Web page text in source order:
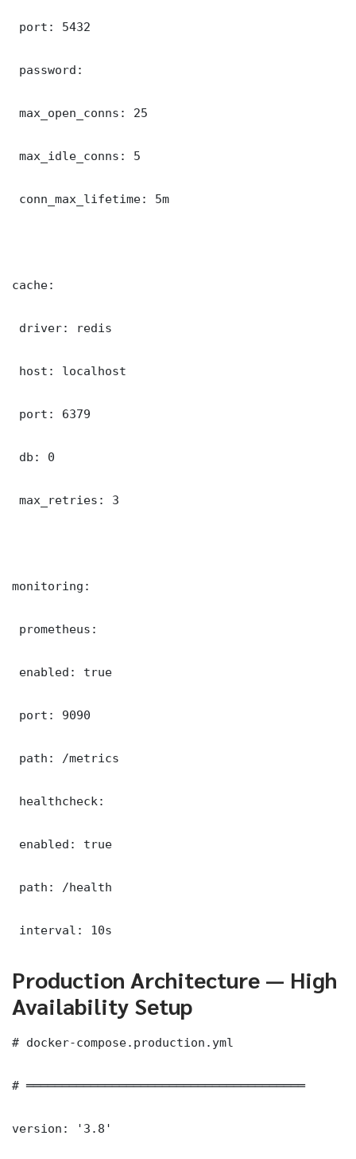
port: 5432
password:
max_open_conns: 25
max_idle_conns: 5
conn_max_lifetime: 5m
cache:
driver: redis
host: localhost
port: 6379
db: 0
max_retries: 3
monitoring:
prometheus:
enabled: true
port: 9090
path: /metrics
healthcheck:
enabled: true
path: /health
interval: 10s
Production Architecture — High
Availability Setup
# docker-compose.production.yml
# ═══════════════════════════════════════
version: '3.8'